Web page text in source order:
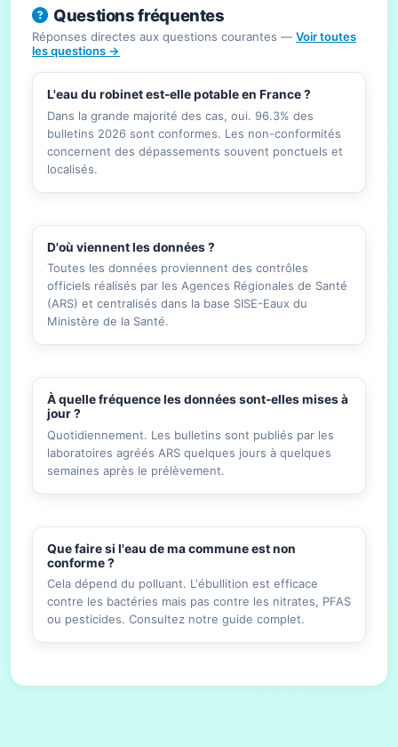
Questions fréquentes
Réponses directes aux questions courantes — Voir toutes
les questions →
L'eau du robinet est-elle potable en France ?
Dans la grande majorité des cas, oui. 96.3% des
bulletins 2026 sont conformes. Les non-conformités
concernent des dépassements souvent ponctuels et
localisés.
D'où viennent les données ?
Toutes les données proviennent des contrôles
officiels réalisés par les Agences Régionales de Santé
(ARS) et centralisés dans la base SISE-Eaux du
Ministère de la Santé.
À quelle fréquence les données sont-elles mises à
jour ?
Quotidiennement. Les bulletins sont publiés par les
laboratoires agréés ARS quelques jours à quelques
semaines après le prélèvement.
Que faire si l'eau de ma commune est non
conforme ?
Cela dépend du polluant. L'ébullition est efficace
contre les bactéries mais pas contre les nitrates, PFAS
ou pesticides. Consultez notre guide complet.